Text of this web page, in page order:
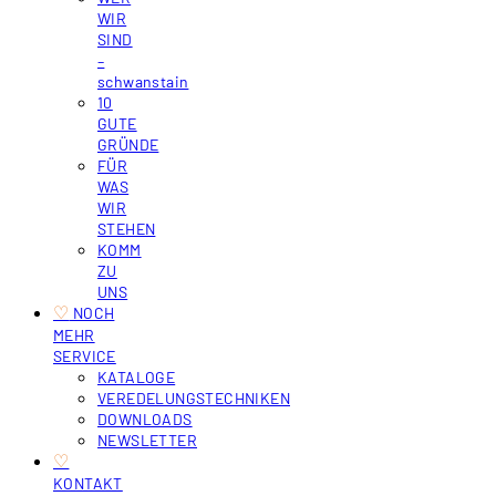
WIR
SIND
–
schwanstain
10
GUTE
GRÜNDE
FÜR
WAS
WIR
STEHEN
KOMM
ZU
UNS
♡ ‎ NOCH
MEHR
SERVICE
KATALOGE
VEREDELUNGSTECHNIKEN
DOWNLOADS
NEWSLETTER
♡
KONTAKT